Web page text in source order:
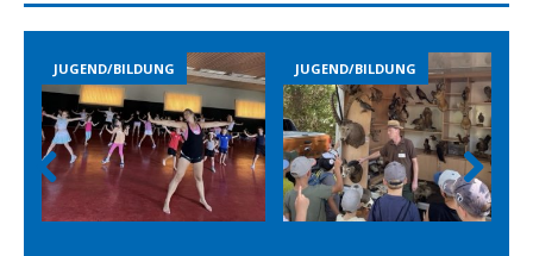
JUGEND/BILDUNG JUGEND/BILDUNG
Prev
ious
Nex
t